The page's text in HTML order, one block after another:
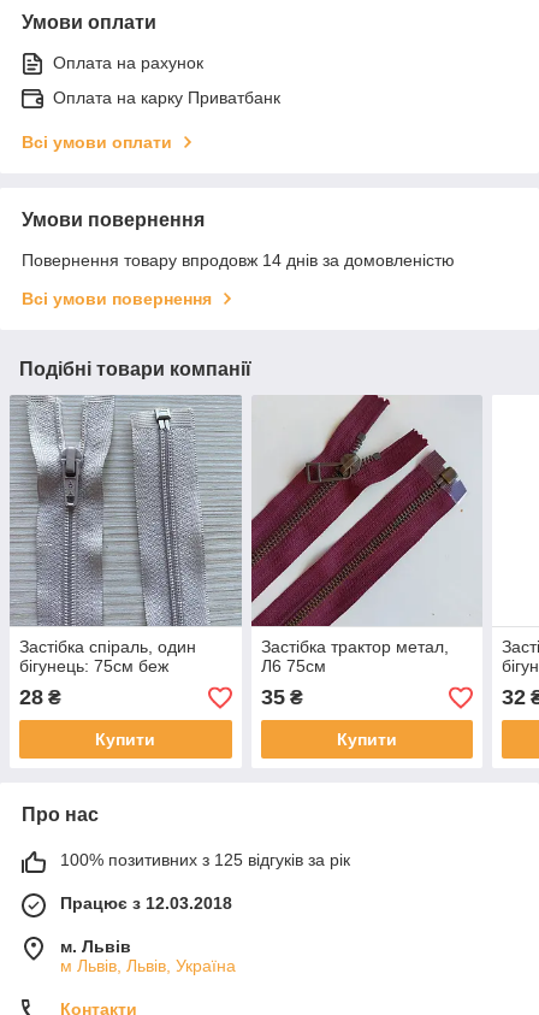
Умови оплати
Оплата на рахунок
Оплата на карку Приватбанк
Всі умови оплати
Умови повернення
Повернення товару впродовж 14 днів за домовленістю
Всі умови повернення
Подібні товари компанії
Застібка спіраль, один
бігунець: 75см беж
28 ₴
Купити
Застібка трактор метал,
Л6 75см
35₴
Купити
32
Про нас
100% позитивних з 125 відгуків за рік
Працює з 12.03.2018
м. Львів
м Львів, Львів, Україна
Контакти